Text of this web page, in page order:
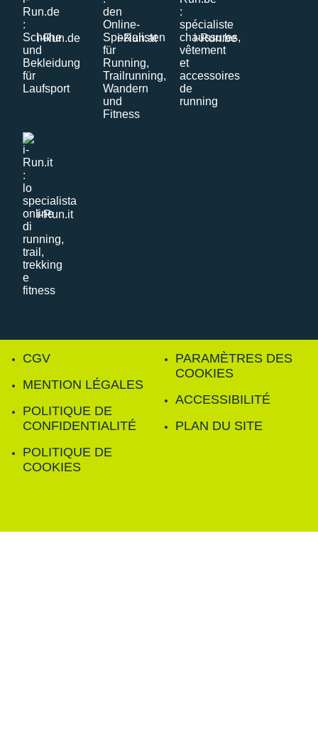
i-Run.de i-Run.at i-Run.be
i-Run.it
CGV
MENTION LÉGALES
POLITIQUE DE
CONFIDENTIALITÉ
POLITIQUE DE
COOKIES
PARAMÈTRES DES
COOKIES
ACCESSIBILITÉ
PLAN DU SITE